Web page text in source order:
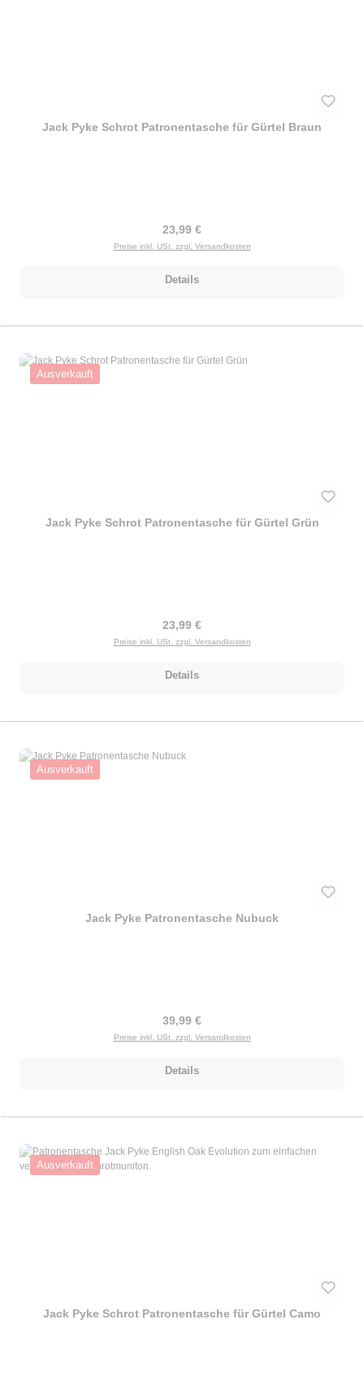
Jack Pyke Schrot Patronentasche für Gürtel Braun
Regulärer Preis:
23,99 €
Preise inkl. USt. zzgl. Versandkosten
Details
Ausverkauft
Jack Pyke Schrot Patronentasche für Gürtel Grün
Regulärer Preis:
23,99 €
Preise inkl. USt. zzgl. Versandkosten
Details
Ausverkauft
Jack Pyke Patronentasche Nubuck
Regulärer Preis:
39,99 €
Preise inkl. USt. zzgl. Versandkosten
Details
Ausverkauft
Jack Pyke Schrot Patronentasche für Gürtel Camo